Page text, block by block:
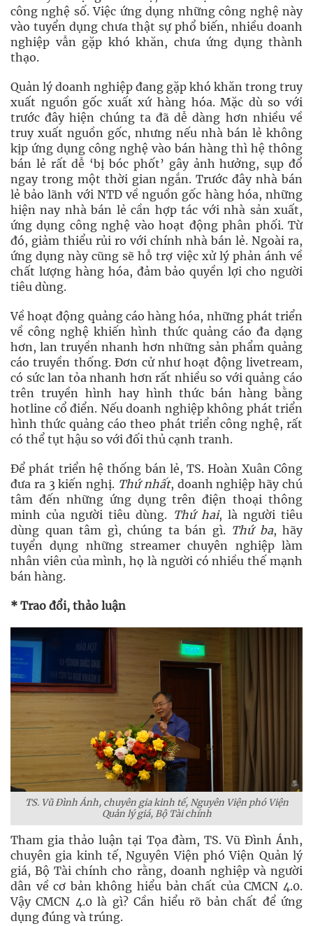
công nghệ số. Việc ứng dụng những công nghệ này
vào tuyển dụng chưa thật sự phổ biến, nhiều doanh
nghiệp vẫn gặp khó khăn, chưa ứng dụng thành
thạo.
Quản lý doanh nghiệp đang gặp khó khăn trong truy
xuất nguồn gốc xuất xứ hàng hóa. Mặc dù so với
trước đây hiện chúng ta đã dễ dàng hơn nhiều về
truy xuất nguồn gốc, nhưng nếu nhà bán lẻ không
kịp ứng dụng công nghệ vào bán hàng thì hệ thông
bán lẻ rất dễ ‘bị bóc phốt’ gây ảnh hưởng, sụp đổ
ngay trong một thời gian ngắn. Trước đây nhà bán
lẻ bảo lãnh với NTD về nguồn gốc hàng hóa, những
hiện nay nhà bán lẻ cần hợp tác với nhà sản xuất,
ứng dụng công nghệ vào hoạt động phân phối. Từ
đó, giảm thiểu rủi ro với chính nhà bán lẻ. Ngoài ra,
ứng dụng này cũng sẽ hỗ trợ việc xử lý phản ánh về
chất lượng hàng hóa, đảm bảo quyền lợi cho người
tiêu dùng.
Về hoạt động quảng cáo hàng hóa, những phát triển
về công nghệ khiến hình thức quảng cáo đa dạng
hơn, lan truyền nhanh hơn những sản phẩm quảng
cáo truyền thống. Đơn cử như hoạt động livetream,
có sức lan tỏa nhanh hơn rất nhiều so với quảng cáo
trên truyền hình hay hình thức bán hàng bằng
hotline cổ điển. Nếu doanh nghiệp không phát triển
hình thức quảng cáo theo phát triển công nghệ, rất
có thể tụt hậu so với đối thủ cạnh tranh.
Để phát triển hệ thống bán lẻ, TS. Hoàn Xuân Công
đưa ra 3 kiến nghị. Thứ nhất, doanh nghiệp hãy chú
tâm đến những ứng dụng trên điện thoại thông
minh của người tiêu dùng. Thứ hai, là người tiêu
dùng quan tâm gì, chúng ta bán gì. Thứ ba, hãy
tuyển dụng những streamer chuyên nghiệp làm
nhân viên của mình, họ là người có nhiều thế mạnh
bán hàng.
* Trao đổi, thảo luận
TS. Vũ Đình Ánh, chuyên gia kinh tế, Nguyên Viện phó Viện
Quản lý giá, Bộ Tài chính
Tham gia thảo luận tại Tọa đàm, TS. Vũ Đình Ánh,
chuyên gia kinh tế, Nguyên Viện phó Viện Quản lý
giá, Bộ Tài chính cho rằng, doanh nghiệp và người
dân về cơ bản không hiểu bản chất của CMCN 4.0.
Vậy CMCN 4.0 là gì? Cần hiểu rõ bản chất để ứng
dụng đúng và trúng.